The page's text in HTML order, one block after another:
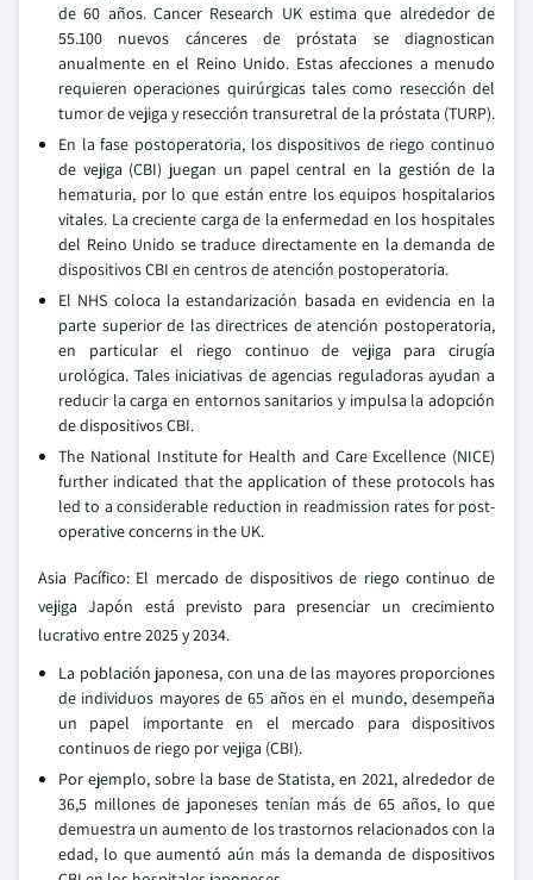
de 60 años. Cancer Research UK estima que alrededor de
55.100 nuevos cánceres de próstata se diagnostican
anualmente en el Reino Unido. Estas afecciones a menudo
requieren operaciones quirúrgicas tales como resección del
tumor de vejiga y resección transuretral de la próstata (TURP).
En la fase postoperatoria, los dispositivos de riego continuo
de vejiga (CBI) juegan un papel central en la gestión de la
hematuria, por lo que están entre los equipos hospitalarios
vitales. La creciente carga de la enfermedad en los hospitales
del Reino Unido se traduce directamente en la demanda de
dispositivos CBI en centros de atención postoperatoria.
El NHS coloca la estandarización basada en evidencia en la
parte superior de las directrices de atención postoperatoria,
en particular el riego continuo de vejiga para cirugía
urológica. Tales iniciativas de agencias reguladoras ayudan a
reducir la carga en entornos sanitarios y impulsa la adopción
de dispositivos CBI.
The National Institute for Health and Care Excellence (NICE)
further indicated that the application of these protocols has
led to a considerable reduction in readmission rates for post-
operative concerns in the UK.
Asia Pacífico: El mercado de dispositivos de riego continuo de
vejiga Japón está previsto para presenciar un crecimiento
lucrativo entre 2025 y 2034.
La población japonesa, con una de las mayores proporciones
de individuos mayores de 65 años en el mundo, desempeña
un papel importante en el mercado para dispositivos
continuos de riego por vejiga (CBI).
Por ejemplo, sobre la base de Statista, en 2021, alrededor de
36,5 millones de japoneses tenían más de 65 años, lo que
demuestra un aumento de los trastornos relacionados con la
edad, lo que aumentó aún más la demanda de dispositivos